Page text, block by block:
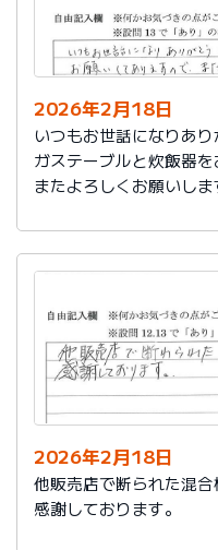
2026年2月18日
いつもお世話になりあり
ガステーブルと炊飯器を
またよろしくお願いしま
2026年2月18日
他販売店で断られた混
感謝しております。